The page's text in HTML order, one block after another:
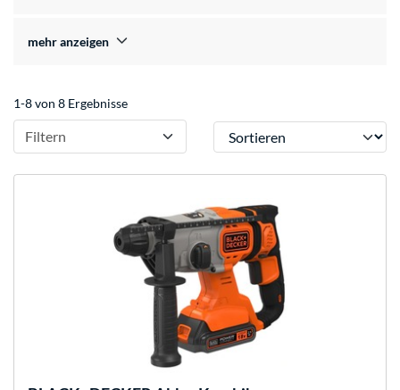
mehr anzeigen
1-8 von 8 Ergebnisse
Filtern Sortieren